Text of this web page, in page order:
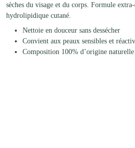
sèches du visage et du corps. Formule
hydrolipidique cutané.
Nettoie en douceur sans dessécher
Convient aux peaux sensibles et
Composition 100% d’origine